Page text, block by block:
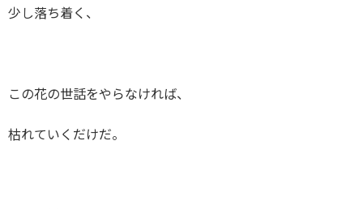
少し落ち着く、
この花の世話をやらなければ、
枯れていくだけだ。